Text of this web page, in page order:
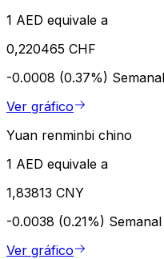
1 AED equivale a
0,220465 CHF
-0.0008 (0.37%) Semanal
Ver gráfico
Yuan renminbi chino
1 AED equivale a
1,83813 CNY
-0.0038 (0.21%) Semanal
Ver gráfico